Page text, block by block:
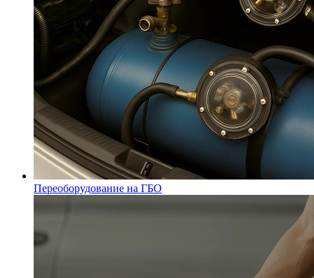
Переоборудование на ГБО